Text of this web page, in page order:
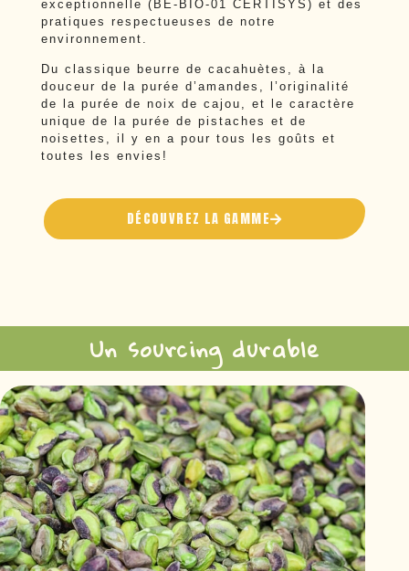
exceptionnelle (BE-BIO-01 CERTISYS) et des
pratiques respectueuses de notre
environnement.
Du classique beurre de cacahuètes, à la
douceur de la purée d’amandes, l’originalité
de la purée de noix de cajou, et le caractère
unique de la purée de pistaches et de
noisettes, il y en a pour tous les goûts et
toutes les envies!
DÉCOUVREZ LA GAMME
Un sourcing durable